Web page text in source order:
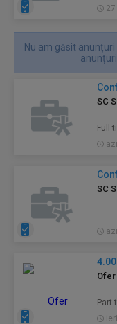
Nu am găsit
SC
Full
SC
Part